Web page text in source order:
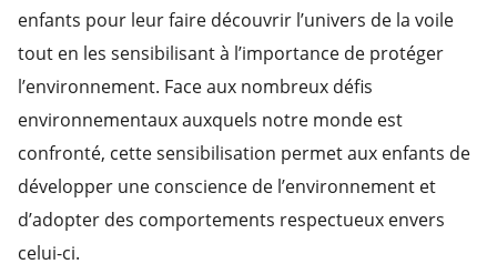
enfants pour leur faire découvrir l’univers de la voile
tout en les sensibilisant à l’importance de protéger
l’environnement. Face aux nombreux défis
environnementaux auxquels notre monde est
confronté, cette sensibilisation permet aux enfants de
développer une conscience de l’environnement et
d’adopter des comportements respectueux envers
celui-ci.